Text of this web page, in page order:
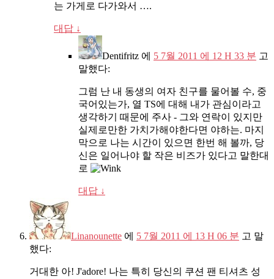
는 가게로 다가와서 ….
대답 ↓
Dentifritz 에 5 7월 2011 에 12 H 33 분 고
말했다:
그럼 난 내 동생의 여자 친구를 물어볼 수, 중
국어있는가, 열 TS에 대해 내가 관심이라고
생각하기 때문에 주사 - 그와 연락이 있지만
실제로만한 가치가해야한다면 야하는. 마지
막으로 나는 시간이 있으면 한번 해 볼까, 당
신은 일어나야 할 작은 비즈가 있다고 말한대
로
대답 ↓
Linanounette 에 5 7월 2011 에 13 H 06 분 고 말
했다:
거대한 아! J'adore! 나는 특히 당신의 쿠션 팬 티셔츠 성